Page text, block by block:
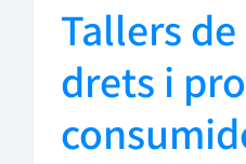
Tallers
drets i